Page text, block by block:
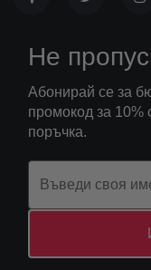
Не
Абонирай се за
промокод за 10%
поръчка.